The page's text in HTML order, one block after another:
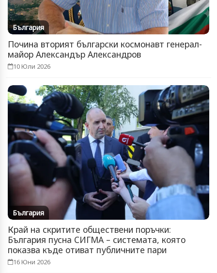
България
Почина вторият български космонавт генерал-
майор Александър Александров
10 Юли 2026
България
Край на скритите обществени поръчки:
България пусна СИГМА – системата, която
показва къде отиват публичните пари
16 Юни 2026